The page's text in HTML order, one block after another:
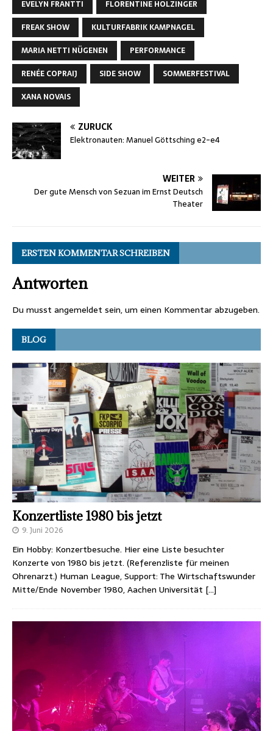
EVELYN FRANTTI
FLORENTINE HOLZINGER
FREAK SHOW
KULTURFABRIK KAMPNAGEL
MARIA NETTI NÜGENEN
PERFORMANCE
RENÉE COPRAIJ
SIDE SHOW
SOMMERFESTIVAL
XANA NOVAIS
ZURÜCK
Elektronauten: Manuel Göttsching e2-e4
WEITER
Der gute Mensch von Sezuan im Ernst Deutsch
Theater
ERSTEN KOMMENTAR SCHREIBEN
Antworten
Du musst angemeldet sein, um einen Kommentar abzugeben.
BLOG
Konzertliste 1980 bis jetzt
9. Juni 2026
Ein Hobby: Konzertbesuche. Hier eine Liste besuchter
Konzerte von 1980 bis jetzt. (Referenzliste für meinen
Ohrenarzt.) Human League, Support: The Wirtschaftswunder
Mitte/Ende November 1980, Aachen Universität […]